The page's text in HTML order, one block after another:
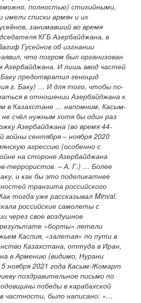
полностью) стихийными,
имели списки армян и их
занимавший во время
КГБ Азербайджана, в
Гусейнов об изгнании
что погром был организован
И лишь ввод частей
предотвратил геноцид
г. Баку) … И для того, чтобы по-
в отношении Азербайджана к
в Казахстане … напомним, Касым-
счёл нужным хотя бы один раз
Азербайджана (во время 44-
войны сентября – ноября 2020
агрессию (особенно с
на стороне Азербайджана
террористов. – А. Г.) … Более
и как бы это поделикатнее
транзита российского
тогда уже рассказывал Minval.
российские самолеты с
через свое воздушное
«борты» летели
Каспия, «залетая» по пути в
Казахстана, оттуда в Иран,
в Армению (видимо, Нурани
ноября 2021 года Касым-Жомарт
поздравительное письмо по
победы в карабахской
частности, было написано: «…